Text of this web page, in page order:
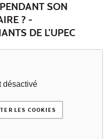
SON
? -
DE L'UPEC
désactivé
LES COOKIES